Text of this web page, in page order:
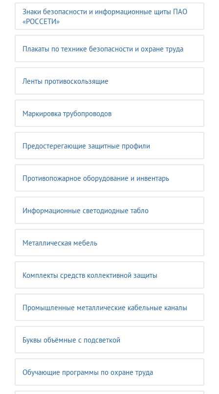
Знаки безопасности и информационные щиты ПАО
«РОССЕТИ»
Плакаты по технике безопасности и охране труда
Ленты противоскользящие
Маркировка трубопроводов
Предостерегающие защитные профили
Противопожарное оборудование и инвентарь
Информационные светодиодные табло
Металлическая мебель
Комплекты средств коллективной защиты
Промышленные металлические кабельные каналы
Буквы объёмные с подсветкой
Обучающие программы по охране труда